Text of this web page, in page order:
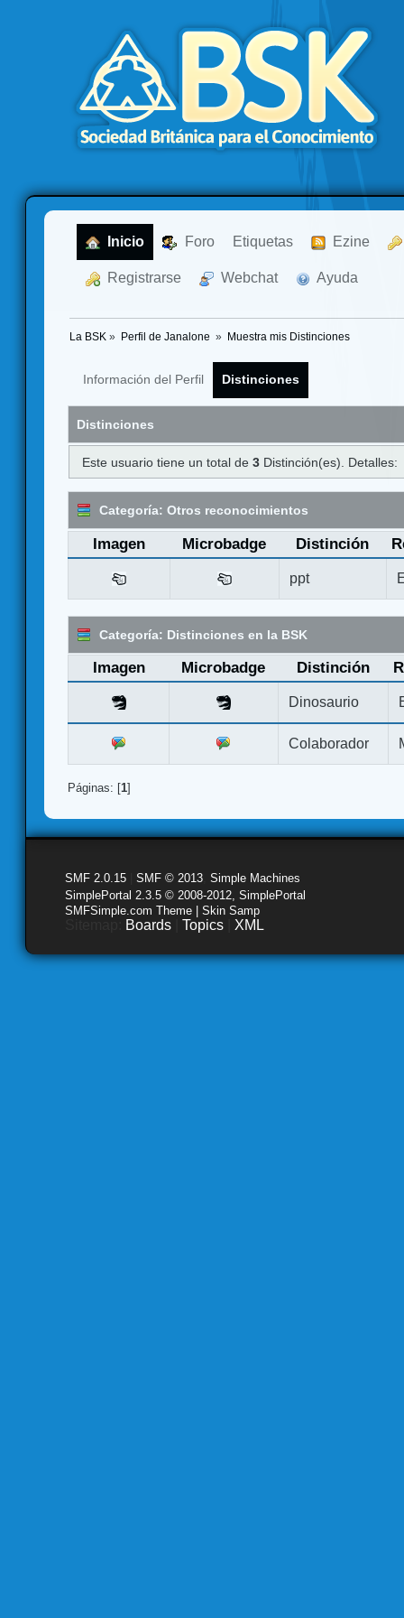
Inicio Foro Etiquetas Ezine
Registrarse Webchat Ayuda
La BSK » Perfil de Janalone » Muestra mis Distinciones
Información del Perfil Distinciones
Distinciones
Este usuario tiene un total de3 Distinción(es). Detalles:
Categoría: Otros reconocimientos
Imagen Microbadge Distinción
ppt
Categoría: Distinciones en la BSK
Imagen Microbadge Distinción
Dinosaurio
Colaborador
Páginas: [1]
SMF 2.0.15 SMF © 2013 Simple Machines
SimplePortal 2.3.5 © 2008-2012, SimplePortal
SMFSimple.com Theme | Skin Samp
Boards Topics XML